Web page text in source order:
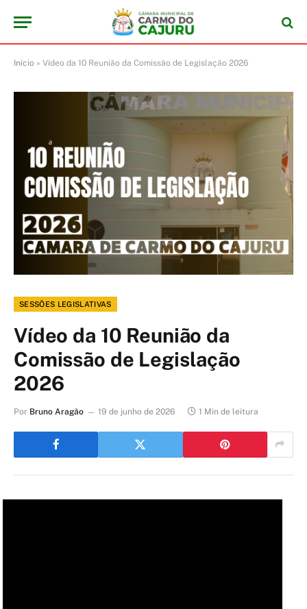
Início » Vídeo da 10 Reunião da Comissão de Legislação 2026
SESSÕES LEGISLATIVAS
Vídeo da 10 Reunião da
Comissão de Legislação
2026
Por Bruno Aragão 19 de junho de 2026 1 Min de leitura